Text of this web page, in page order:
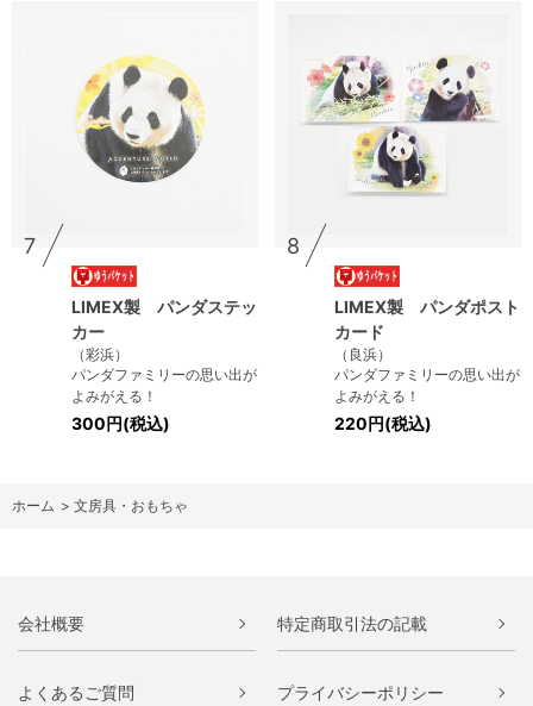
7
LIMEX製 パンダステッ
カー
（彩浜）
パンダファミリーの思い出が
よみがえる！
300円(税込)
8
LIMEX製 パンダポスト
カード
（良浜）
パンダファミリーの思い出が
よみがえる！
220円(税込)
ホーム > 文房具・おもちゃ
会社概要 特定商取引法の記載
よくあるご質問 プライバシーポリシー